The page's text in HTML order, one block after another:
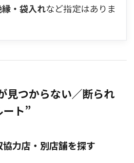
・袋入れなど指定はありま
見つからない／断られ
ート”
力店・別店舗を探す